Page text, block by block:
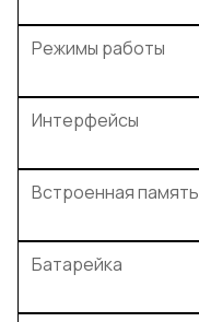
Режимы работы
Интерфейсы
Встроенная память
Батарейка